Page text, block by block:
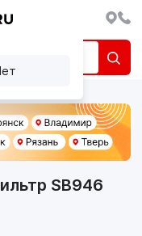
SB946